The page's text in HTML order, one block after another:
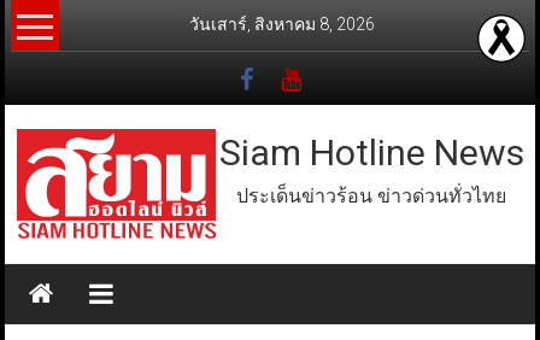
Skip
to
วันเสาร์, สิงหาคม 8, 2026
Siam Hotline News
ประเด็นข่าวร้อน ข่าวด่วนทั่วไทย